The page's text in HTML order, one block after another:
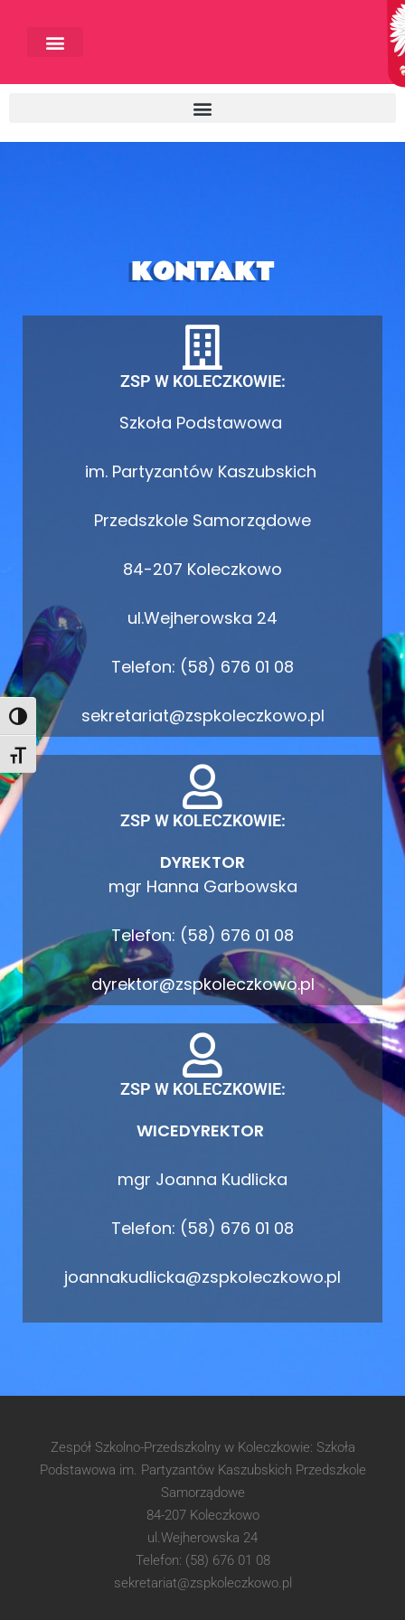
Toggle High Contrast
Toggle Font size
KONTAKT
ZSP W KOLECZKOWIE:
Szkoła Podstawowa
im. Partyzantów Kaszubskich
Przedszkole Samorządowe
84-207 Koleczkowo
ul.Wejherowska 24
Telefon: (58) 676 01 08
sekretariat@zspkoleczkowo.pl
ZSP W KOLECZKOWIE:
DYREKTOR
mgr Hanna Garbowska
Telefon: (58) 676 01 08
dyrektor@zspkoleczkowo.pl
ZSP W KOLECZKOWIE:
WICEDYREKTOR
mgr Joanna Kudlicka
Telefon: (58) 676 01 08
joannakudlicka@zspkoleczkowo.pl
Zespół Szkolno-Przedszkolny w Koleczkowie: Szkoła
Podstawowa im. Partyzantów Kaszubskich Przedszkole
Samorządowe
84-207 Koleczkowo
ul.Wejherowska 24
Telefon: (58) 676 01 08
sekretariat@zspkoleczkowo.pl